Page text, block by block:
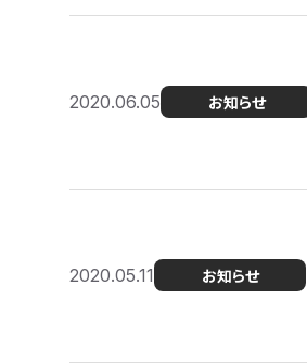
2020.06.05 お知らせ
2020.05.11 お知らせ